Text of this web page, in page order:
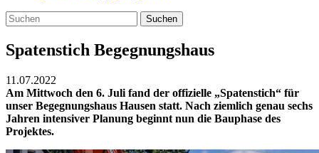
Suchen
Spatenstich Begegnungshaus
11.07.2022
Am Mittwoch den 6. Juli fand der offizielle „Spatenstich“ für
unser Begegnungshaus Hausen statt. Nach ziemlich genau sechs
Jahren intensiver Planung beginnt nun die Bauphase des
Projektes.